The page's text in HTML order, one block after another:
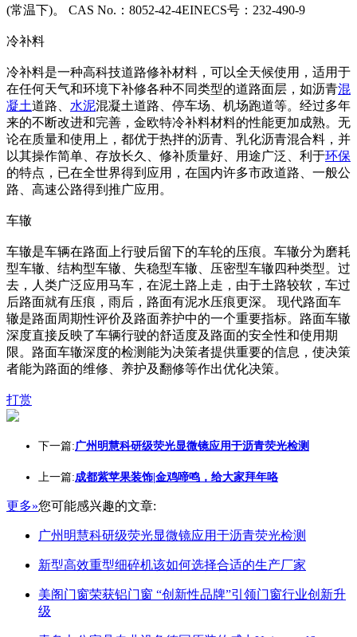
(常温下)。 CAS No.：8052-42-4EINECS号：232-490-9
冷补料
冷补料是一种高科技道路修补材料，可以全天候使用，适用于
在任何天气和环境下补修各种不同类型的道路面层，如沥青混
凝土道路、 水泥混凝土道路、停车场、机场跑道等。经过多年
来的不断改进和完善，金欧特冷补料材料的性能更加成熟。无
论在质量和使用上，都优于热拌的沥青、乳化沥青混合料，并
以其操作简单、存放长久、修补质量好、用途广泛、利于环保
的特点，已在全世界得到应用，在国内许多市政道路、一般公
路、高速公路得到推广应用。
车辙
车辙是车辆在路面上行驶后留下的车轮的压痕。车辙分为磨耗
型车辙、结构型车辙、失稳型车辙、压密型车辙四种类型。过
去，人类广泛应用马车，在泥土路上走，由于土路较软，车过
后路面就有压痕，雨后，路面有泥水压痕更深。 现代路面车
辙是路面周期性评价及路面养护中的一个重要指标。路面车辙
深度直接反映了车辆行驶的舒适度及路面的安全性和使用期
限。路面车辙深度的检测能为决策者提供重要的信息，使决策
者能为路面的维修、养护及翻修等作出优化决策。
打赏
下一篇:广州明慧科研级荧光显微镜应用于沥青荧光检测
上一篇:成都紫苹果装饰|金鸡啼鸣，给大家拜年咯
更多»您可能感兴趣的文章:
广州明慧科研级荧光显微镜应用于沥青荧光检测
新型高效重型细碎机该如何选择合适的生产厂家
美阁门窗荣获铝门窗 “创新性品牌”引领门窗行业创新升
级